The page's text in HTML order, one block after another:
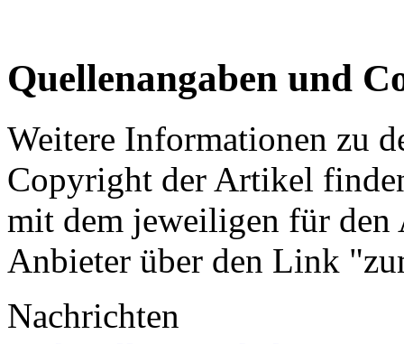
Quellenangaben und
Weitere Informationen zu
Copyright der Artikel
mit dem jeweiligen für
Anbieter über den Link
Nachrichten